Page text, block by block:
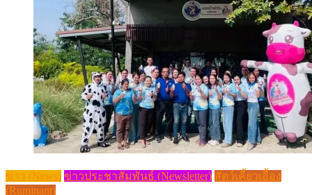
ข่าว (News) ข่าวประชาสัมพันธ์ (Newsletter) สัตว์เคี้ยวเอื้อง
(Ruminant)